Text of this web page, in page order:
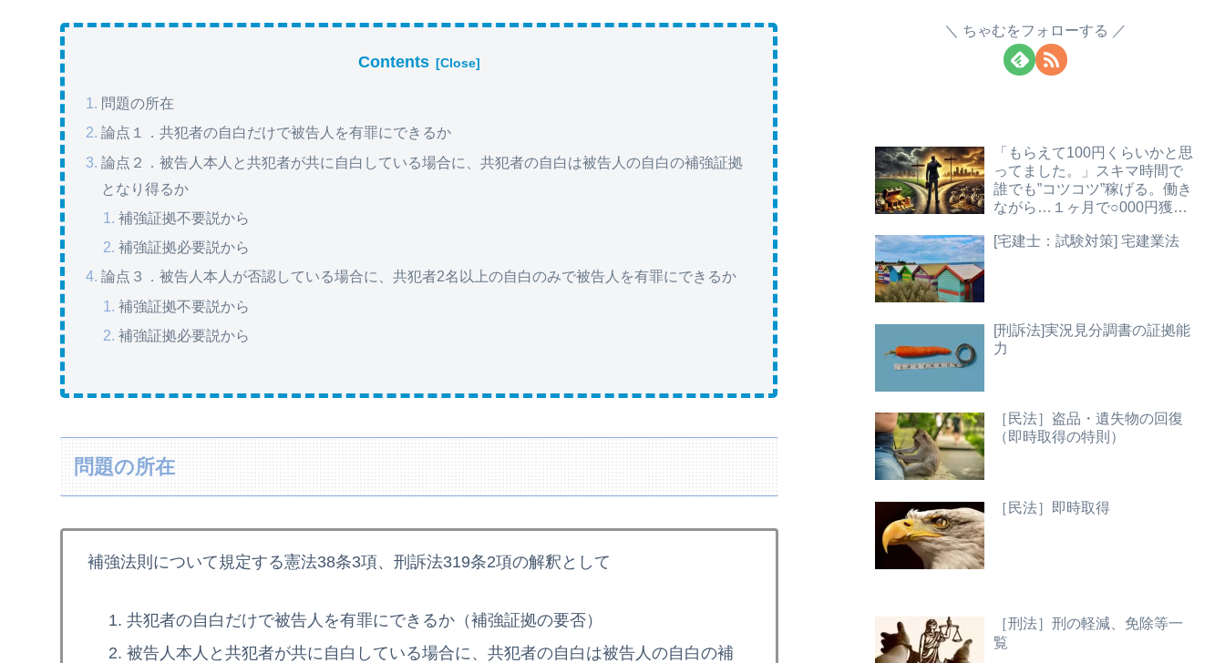
Contents
問題の所在
論点１．共犯者の自白だけで被告人を有罪にできるか
論点２．被告人本人と共犯者が共に自白している場合に、共犯者の自白は被告人の自白の補強証拠
となり得るか
補強証拠不要説から
補強証拠必要説から
論点３．被告人本人が否認している場合に、共犯者2名以上の自白のみで被告人を有罪にできるか
補強証拠不要説から
補強証拠必要説から
問題の所在
補強法則について規定する憲法38条3項、刑訴法319条2項の解釈として
共犯者の自白だけで被告人を有罪にできるか（補強証拠の要否）
被告人本人と共犯者が共に自白している場合に、共犯者の自白は被告人の自白の補
ちゃむをフォローする
「もらえて100円くらいかと思
ってました。」スキマ時間で
誰でも”コツコツ”稼げる。働き
ながら…１ヶ月で○000円獲
[宅建士：試験対策] 宅建業法
[刑訴法]実況見分調書の証拠能
力
［民法］盗品・遺失物の回復
（即時取得の特則）
［民法］即時取得
［刑法］刑の軽減、免除等一
覧